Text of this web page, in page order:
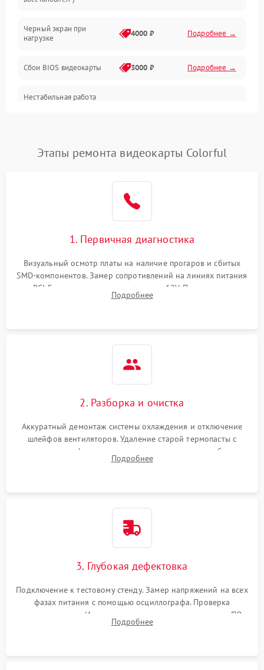
Электропитание
ПО
Электронные компоненты
Общие поломки
Механические повреждения
Черный экран при
нагрузке
4000 ₽ Подробнее →
Сбои BIOS видеокарты 3000 ₽ Подробнее →
Нестабильная работа
Этапы ремонта видеокарты Colorful
1. Первичная диагностика
Визуальный осмотр платы на наличие прогаров и сбитых
SMD-компонентов. Замер сопротивлений на линиях питания
PCI-E и дополнительных разъемах 12V. Проверка на
короткое замыкание основных дросселей питания GPU и
Подробнее
2. Разборка и очистка
Аккуратный демонтаж системы охлаждения и отключение
шлейфов вентиляторов. Удаление старой термопасты с
кристалла графического чипа и термопрокладок с банок
памяти и зоны VRM. Очистка платы от пыли и окислов.
Подробнее
3. Глубокая дефектовка
Подключение к тестовому стенду. Замер напряжений на всех
фазах питания с помощью осциллографа. Проверка
инициализации. Использование специализированного ПО
MATS
Подробнее